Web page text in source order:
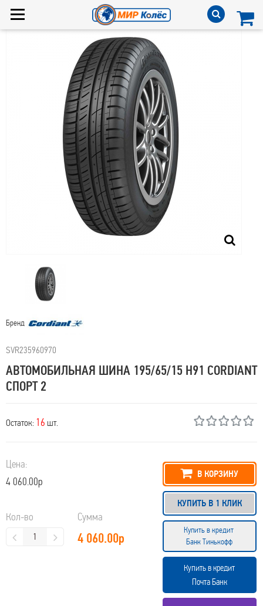
Бренд
SVR235960970
АВТОМОБИЛЬНАЯ ШИНА 195/65/15 H91 CORDIANT
СПОРТ 2
Остаток: 16 шт.
Цена:
4 060.00р
Кол-во Сумма
4 060.00р
В КОРЗИНУ
КУПИТЬ В 1 КЛИК
Купить в кредит
Банк Тинькофф
Купить в кредит
Почта Банк